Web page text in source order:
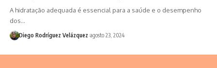
A hidratação adequada é essencial para a saúde e o desempenho
dos…
Diego Rodríguez Velázquez agosto 23, 2024